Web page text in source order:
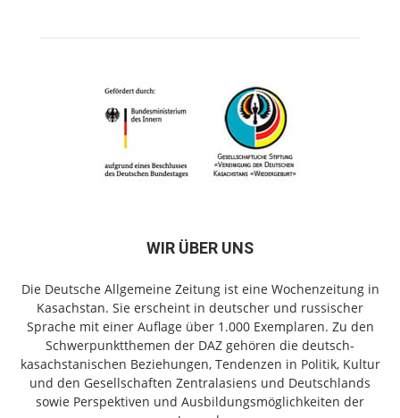
WIR ÜBER UNS
Die Deutsche Allgemeine Zeitung ist eine Wochenzeitung in
Kasachstan. Sie erscheint in deutscher und russischer
Sprache mit einer Auflage über 1.000 Exemplaren. Zu den
Schwerpunktthemen der DAZ gehören die deutsch-
kasachstanischen Beziehungen, Tendenzen in Politik, Kultur
und den Gesellschaften Zentralasiens und Deutschlands
sowie Perspektiven und Ausbildungsmöglichkeiten der